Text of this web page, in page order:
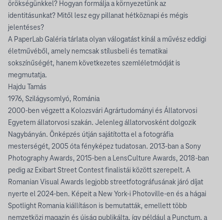
örökségünkkel? Hogyan formálja a környezetünk az
identitásunkat? Mitől lesz egy pillanat hétköznapi és mégis
jelentéses?
A PaperLab Galéria tárlata olyan válogatást kínál a művész eddigi
életművéből, amely nemcsak stílusbeli és tematikai
sokszínűségét, hanem következetes szemléletmódját is
megmutatja.
Hajdu Tamás
1976, Szilágysomlyó, Románia
2000-ben végzett a Kolozsvári Agrártudományi és Állatorvosi
Egyetem állatorvosi szakán. Jelenleg állatorvosként dolgozik
Nagybányán. Önképzés útján sajátította el a fotográfia
mesterségét, 2005 óta fényképez tudatosan. 2013-ban a Sony
Photography Awards, 2015-ben a LensCulture Awards, 2018-ban
pedig az Exibart Street Contest finalistái között szerepelt. A
Romanian Visual Awards legjobb streetfotográfusának járó díjat
nyerte el 2024-ben. Képeit a New York-i Photoville-en és a hágai
Spotlight Romania kiállításon is bemutatták, emellett több
nemzetközi magazin és újság publikálta, így például a Punctum, a